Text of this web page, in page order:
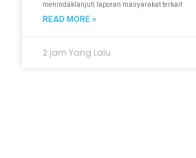
menindaklanjuti laporan masyarakat terkait
READ MORE »
2 jam Yang Lalu